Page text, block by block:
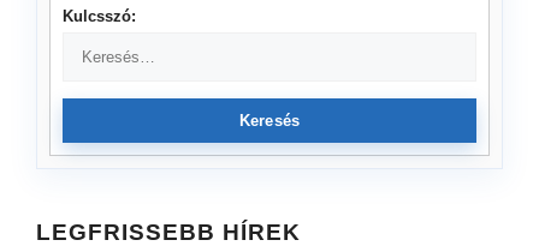
Kulcsszó:
Keresés
LEGFRISSEBB HÍREK